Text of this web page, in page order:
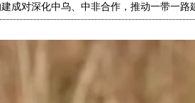
成对深化中乌、中非合作，推动一带一